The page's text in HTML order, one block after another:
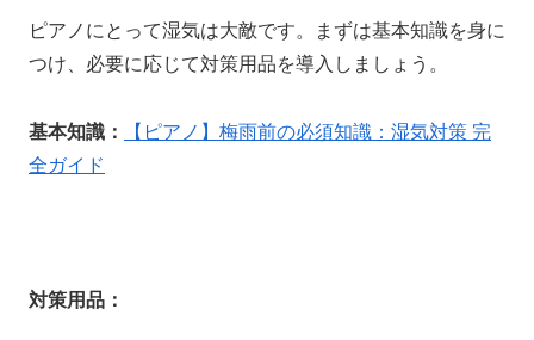
ピアノにとって湿気は大敵です。まずは基本知識を身に
つけ、必要に応じて対策用品を導入しましょう。
基本知識：
【ピアノ】梅雨前の必須知識：湿気対策 完
全ガイド
対策用品：